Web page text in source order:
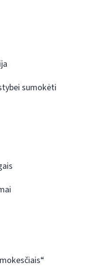
sumokėti